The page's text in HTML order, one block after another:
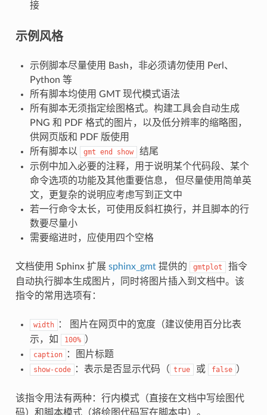
接
示例风格
示例脚本尽量使用 Bash，非必须请勿使用 Perl、
Python 等
所有脚本均使用 GMT 现代模式语法
所有脚本无须指定绘图格式。构建工具会自动生成
PNG 和 PDF 格式的图片，以及低分辨率的缩略图，
供网页版和 PDF 版使用
所有脚本以
gmt end show
结尾
示例中加入必要的注释，用于说明某个代码段、某个
命令选项的功能及其他重要信息， 但尽量使用简单英
文，更复杂的说明应考虑写到正文中
若一行命令太长，可使用反斜杠换行，并且脚本的行
数要尽量小
需要缩进时，应使用四个空格
文档使用 Sphinx 扩展 sphinx_gmt提供的 gmtplot
指令
自动执行脚本生成图片，同时将图片插入到文档中。该
指令的常用选项有：
width
： 图片在网页中的宽度（建议使用百分比表
示，如
100% ）
caption ：图片标题
show-code ：表示是否显示代码（ true 或 false ）
该指令用法有两种：行内模式（直接在文档中写绘图代
码）和脚本模式（将绘图代码写在脚本中）。